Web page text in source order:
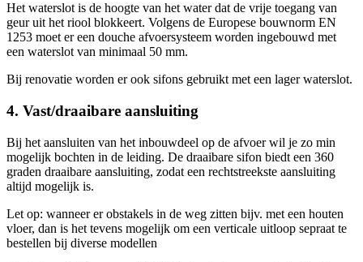
Het waterslot is de hoogte van het water dat de vrije toegang van
geur uit het riool blokkeert. Volgens de Europese bouwnorm EN
1253 moet er een douche afvoersysteem worden ingebouwd met
een waterslot van minimaal 50 mm.
Bij renovatie worden er ook sifons gebruikt met een lager waterslot.
4. Vast/draaibare aansluiting
Bij het aansluiten van het inbouwdeel op de afvoer wil je zo min
mogelijk bochten in de leiding. De draaibare sifon biedt een 360
graden draaibare aansluiting, zodat een rechtstreekste aansluiting
altijd mogelijk is.
Let op: wanneer er obstakels in de weg zitten bijv. met een houten
vloer, dan is het tevens mogelijk om een verticale uitloop sepraat te
bestellen bij diverse modellen